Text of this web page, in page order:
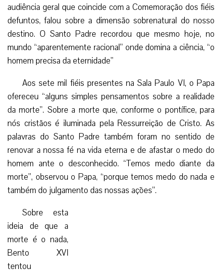
audiência geral que coincide com a Comemoração dos fiéis
defuntos, falou sobre a dimensão sobrenatural do nosso
destino. O Santo Padre recordou que mesmo hoje, no
mundo “aparentemente racional” onde domina a ciência, “o
homem precisa da eternidade”
Aos sete mil fiéis presentes na Sala Paulo VI, o Papa
ofereceu “alguns simples pensamentos sobre a realidade
da morte”. Sobre a morte que, conforme o pontífice, para
nós cristãos é iluminada pela Ressurreição de Cristo. As
palavras do Santo Padre também foram no sentido de
renovar a nossa fé na vida eterna e de afastar o medo do
homem ante o desconhecido. “Temos medo diante da
morte”, observou o Papa, “porque temos medo do nada e
também do julgamento das nossas ações”.
Sobre esta
ideia de que a
morte é o nada,
Bento XVI
tentou